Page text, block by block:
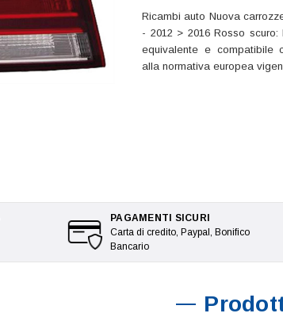
Ricambi auto Nuova
- 2012 > 2016 Rosso
equivalente e compatibile
alla normativa europea
PAGAMENTI SICURI
Carta di credito, Paypal, Bonifico
Bancario